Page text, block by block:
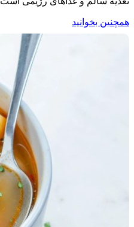
همچنین بخوانید